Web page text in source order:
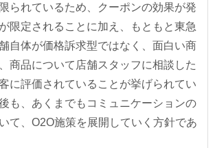
られているため、クーポンの効果が発
限定されることに加え、もともと東急
自体が価格訴求型ではなく、面白い商
商品について店舗スタッフに相談した
に評価されていることが挙げられてい
も、あくまでもコミュニケーションの
て、O2O施策を展開していく方針であ